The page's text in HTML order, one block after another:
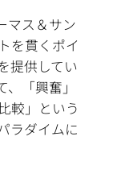
マス＆サン
を貫くポイ
提供してい
「興奮」
較」という
ラダイムに